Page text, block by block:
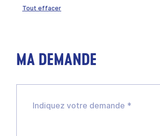
Tout effacer
MA DEMANDE